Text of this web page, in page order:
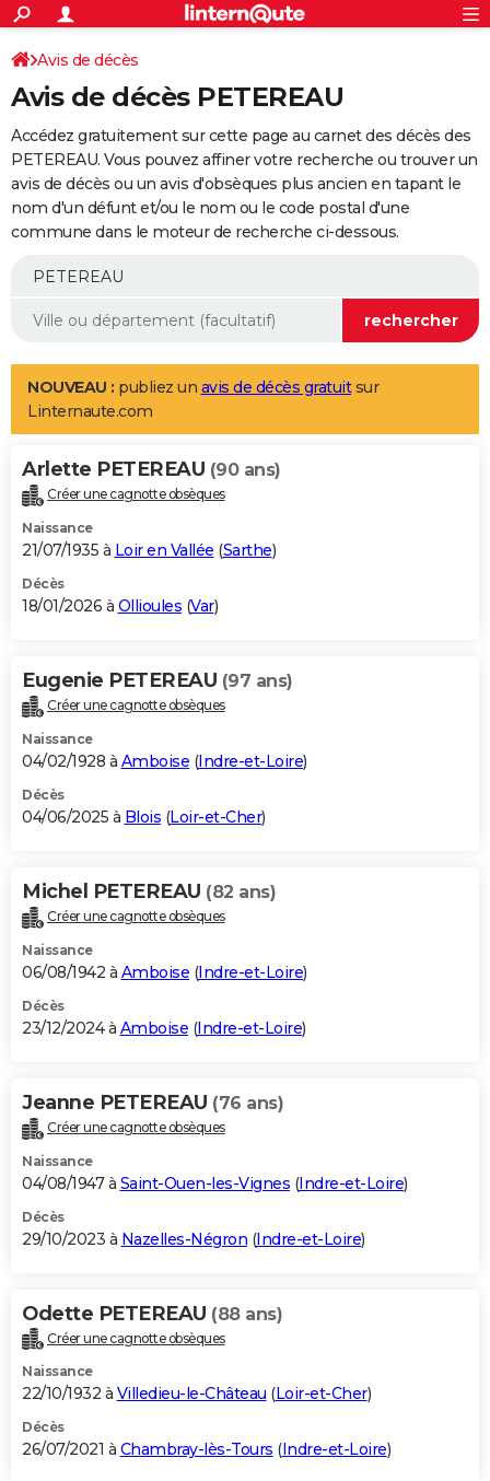
ACTUALITÉS
Politique
Société
Faits Divers
Education
Monde
Villes
+
SPORT
Coupe du monde 2026
Football
Tennis
Cyclisme
Rugby
Forum
Programme TV
TNT
Streaming
Cinéma
Sorties cinéma
Musique
+
FINANCE
Retraite
Epargne
Immobilier
Risques naturels par ville
Banque
Assurance
AUTO
Essais
Réserver un essai
Citadines
Berlines
SUV
Forum auto
+
Mobiles
Meilleur smartphone
Internet
Ordinateurs
Jeux vidéo
Guide high-tech
Aménagement intérieur
LIFESTYLE
Art de vivre
Bien-être
Loisirs
Mode
Modes de vie
Alimentation
Guide de la santé
Maladies
Médicaments
Sommeil
VOYAGE
Destinations
City break
Voyage nature
Voyage de noces
Forum
Climat
+PHOTO
GUIDES D'ACHAT
BONS PLANS
Carte de Noël
Carte Bonne année
Carte Saint-Valentin
Carte Pâques
Carte d'anniversaire
DICTIONNAIRE
Dictionnaire
Biographies
Citations
Expressions
Proverbes
PROGRAMME TV
S'inscrire
Se connecter
Lycées
Collèges
Primaires
Universités
Entreprises
Service militaire
Avis de recherche
AVIS DE DÉCÈS
Bricolage
Lifestyle
Culture
Sport
Auto
Television
Voyage
Cinema
Avis de décès
Avis de décès PETEREAU
Accédez gratuitement sur cette page au carnet des décès des
PETEREAU. Vous pouvez affiner votre recherche ou trouver un
avis de décès ou un avis d'obsèques plus ancien en tapant le
nom d'un défunt et/ou le nom ou le code postal d'une
commune dans le moteur de recherche ci-dessous.
NOUVEAU : publiez un avis de décès gratuitsur
Linternaute.com
Arlette PETEREAU (90 ans)
Créer une cagnotte obsèques
Naissance
21/07/1935 à Loir en Vallée (Sarthe)
Décès
18/01/2026 à Ollioules (Var)
Eugenie PETEREAU (97 ans)
Créer une cagnotte obsèques
Naissance
04/02/1928 à Amboise (Indre-et-Loire)
Décès
04/06/2025 à Blois (Loir-et-Cher)
Michel PETEREAU (82 ans)
Créer une cagnotte obsèques
Naissance
06/08/1942 à Amboise (Indre-et-Loire)
Décès
23/12/2024 à Amboise (Indre-et-Loire)
Jeanne PETEREAU (76 ans)
Créer une cagnotte obsèques
Naissance
04/08/1947 à Saint-Ouen-les-Vignes (Indre-et-Loire)
Décès
29/10/2023 à Nazelles-Négron (Indre-et-Loire)
Odette PETEREAU (88 ans)
Créer une cagnotte obsèques
Naissance
22/10/1932 à Villedieu-le-Château (Loir-et-Cher)
Décès
26/07/2021 à Chambray-lès-Tours (Indre-et-Loire)